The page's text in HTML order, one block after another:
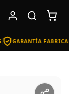
GARANTÍA